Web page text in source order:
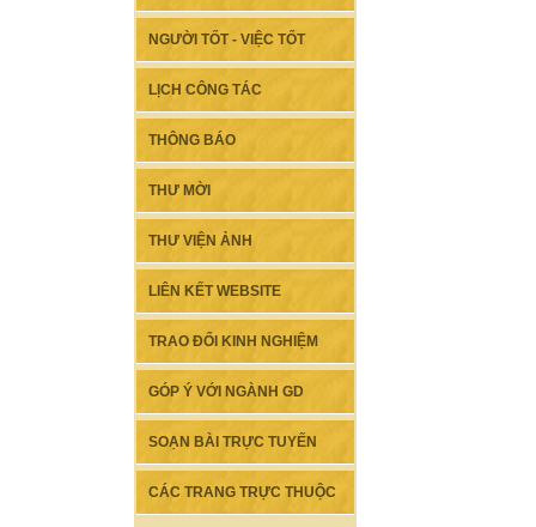
NGƯỜI TỐT - VIỆC TỐT
LỊCH CÔNG TÁC
THÔNG BÁO
THƯ MỜI
THƯ VIỆN ẢNH
LIÊN KẾT WEBSITE
TRAO ĐỔI KINH NGHIỆM
GÓP Ý VỚI NGÀNH GD
SOẠN BÀI TRỰC TUYẾN
CÁC TRANG TRỰC THUỘC